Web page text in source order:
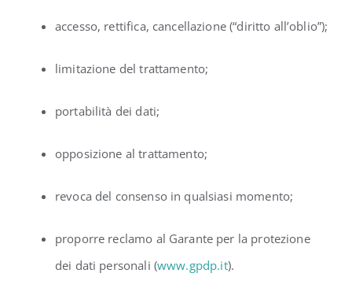
accesso, rettifica, cancellazione (“diritto all’oblio”);
limitazione del trattamento;
portabilità dei dati;
opposizione al trattamento;
revoca del consenso in qualsiasi momento;
proporre reclamo al Garante per la protezione
dei dati personali (www.gpdp.it).